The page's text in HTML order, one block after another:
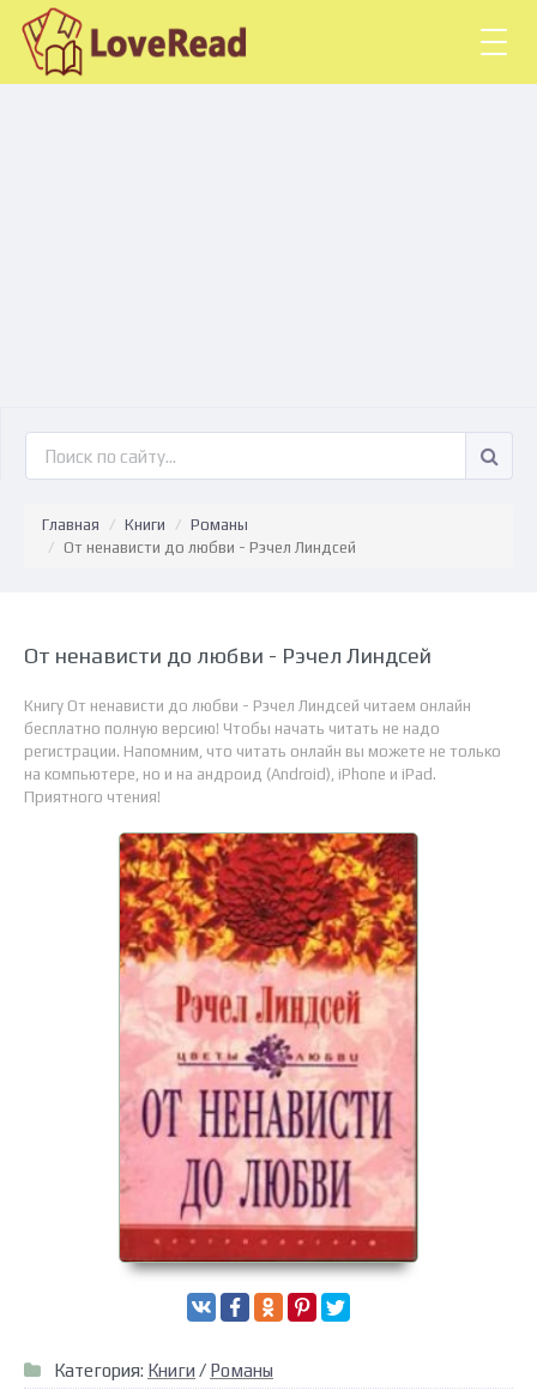
Главная Книги
Романы
От ненависти до любви - Рэчел Линдсей
От ненависти до любви - Рэчел Линдсей
Книгу От ненависти до любви - Рэчел Линдсей читаем онлайн
бесплатно полную версию! Чтобы начать читать не надо
регистрации. Напомним, что читать онлайн вы можете не только
на компьютере, но и на андроид (Android), iPhone и iPad.
Приятного чтения!
Категория: Книги / Романы